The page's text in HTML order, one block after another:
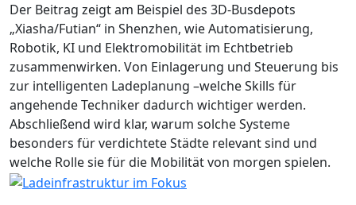
Der Beitrag zeigt am Beispiel des 3D-Busdepots
„Xiasha/Futian“ in Shenzhen, wie Automatisierung,
Robotik, KI und Elektromobilität im Echtbetrieb
zusammenwirken. Von Einlagerung und Steuerung bis
zur intelligenten Ladeplanung –welche Skills für
angehende Techniker dadurch wichtiger werden.
Abschließend wird klar, warum solche Systeme
besonders für verdichtete Städte relevant sind und
welche Rolle sie für die Mobilität von morgen spielen.